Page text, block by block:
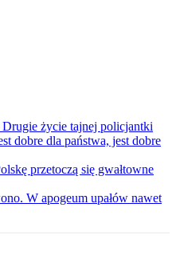
życie tajnej policjantki
dobre dla państwa, jest dobre
przetoczą się gwałtowne
W apogeum upałów nawet